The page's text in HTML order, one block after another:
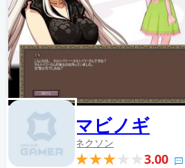
マビノギ
ネクソン
3.00